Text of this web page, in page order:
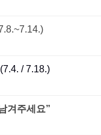
/ 7.18.)
겨주세요”